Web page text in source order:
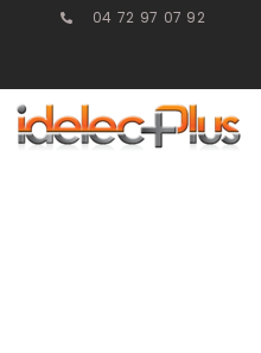
04 72 97 07 92